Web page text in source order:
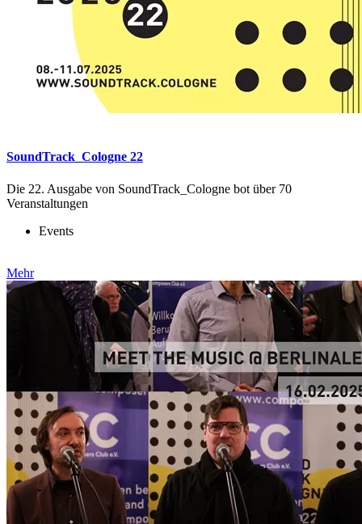
SoundTrack_Cologne 22
Die 22. Ausgabe von SoundTrack_Cologne bot über 70
Veranstaltungen
Events
Mehr